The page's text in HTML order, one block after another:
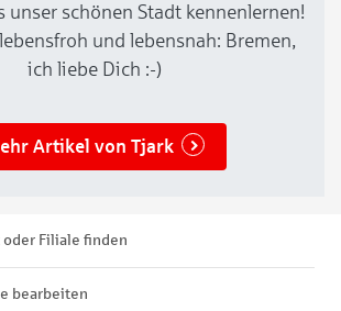
unser schönen Stadt kennenlernen!
und lebensnah: Bremen,
ich liebe Dich :-)
Artikel von Tjark
oder Filiale finden
bearbeiten